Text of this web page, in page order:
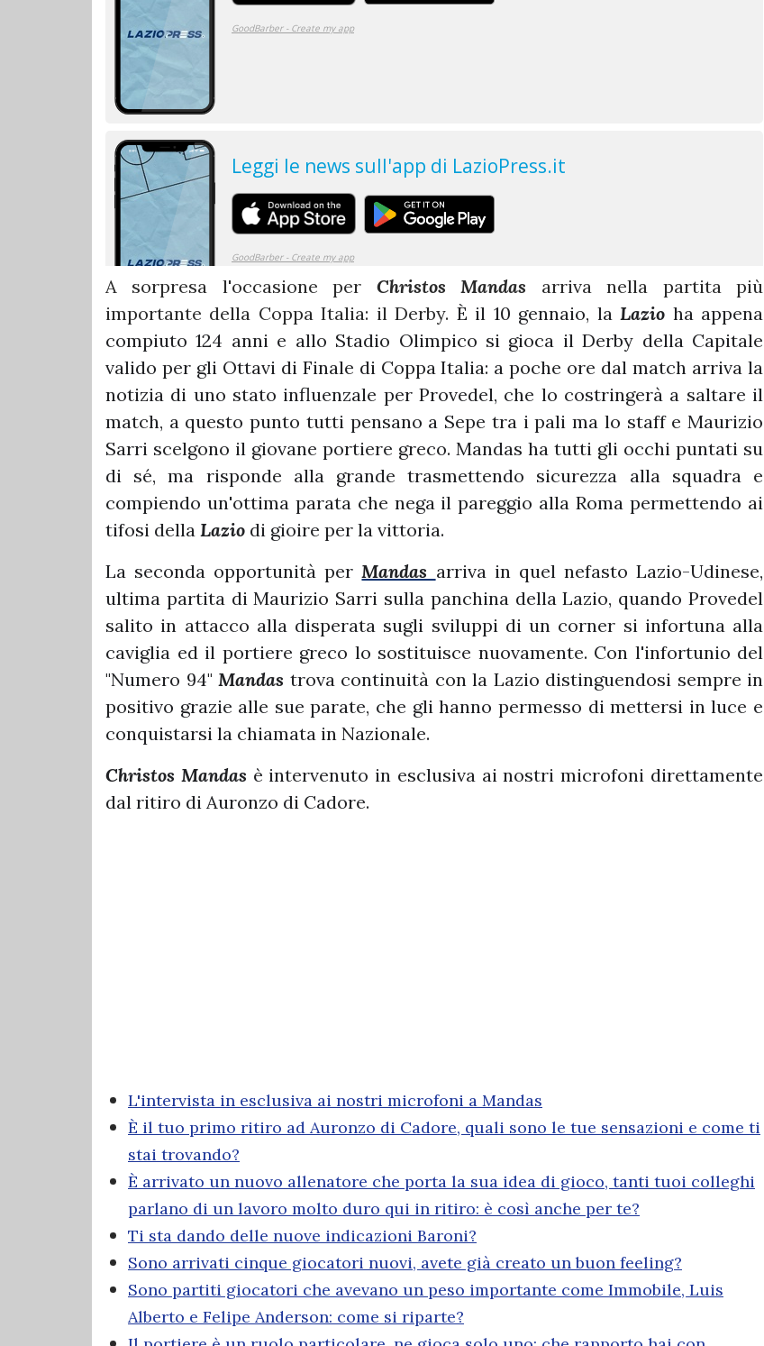
A sorpresa l'occasione per Christos Mandas arriva nella partita più
importante della Coppa Italia: il Derby. È il 10 gennaio, laLazio ha appena
compiuto 124 anni e allo Stadio Olimpico si gioca il Derby della Capitale
valido per gli Ottavi di Finale di Coppa Italia: a poche ore dal match arriva la
notizia di uno stato influenzale per Provedel, che lo costringerà a saltare il
match, a questo punto tutti pensano a Sepe tra i pali ma lo staff e Maurizio
Sarri scelgono il giovane portiere greco. Mandas ha tutti gli occhi puntati su
di sé, ma risponde alla grande trasmettendo sicurezza alla squadra e
compiendo un'ottima parata che nega il pareggio alla Roma permettendo ai
tifosi della Lazio di gioire per la vittoria.
La seconda opportunità perMandas arriva in quel nefasto Lazio-Udinese,
ultima partita di Maurizio Sarri sulla panchina della Lazio, quando Provedel
salito in attacco alla disperata sugli sviluppi di un corner si infortuna alla
caviglia ed il portiere greco lo sostituisce nuovamente. Con l'infortunio del
"Numero 94" Mandas trova continuità con la Lazio distinguendosi sempre in
positivo grazie alle sue parate, che gli hanno permesso di mettersi in luce e
conquistarsi la chiamata in Nazionale.
Christos Mandas è intervenuto in esclusiva ai nostri microfoni direttamente
dal ritiro di Auronzo di Cadore.
L'intervista in esclusiva ai nostri microfoni a Mandas
È il tuo primo ritiro ad Auronzo di Cadore, quali sono le tue sensazioni e come ti
stai trovando?
È arrivato un nuovo allenatore che porta la sua idea di gioco, tanti tuoi colleghi
parlano di un lavoro molto duro qui in ritiro: è così anche per te?
Ti sta dando delle nuove indicazioni Baroni?
Sono arrivati cinque giocatori nuovi, avete già creato un buon feeling?
Sono partiti giocatori che avevano un peso importante come Immobile, Luis
Alberto e Felipe Anderson: come si riparte?